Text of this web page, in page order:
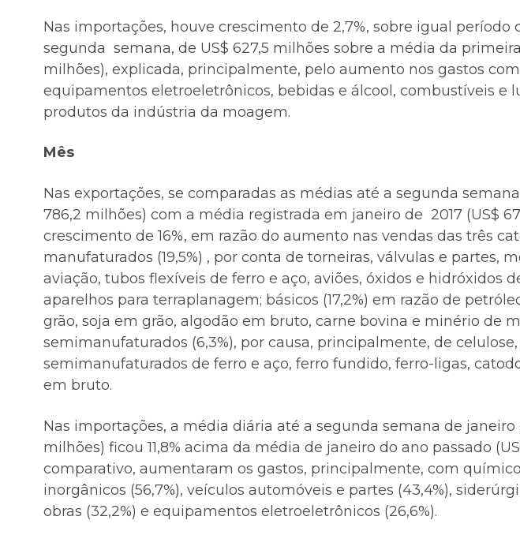
Nas importações, houve crescimento de 2,7%, sobre igual período
segunda semana, de US$ 627,5 milhões sobre a média da
milhões), explicada, principalmente, pelo aumento nos gastos
equipamentos eletroeletrônicos, bebidas e álcool, combustíveis e
produtos da indústria da moagem.
Mês
Nas exportações, se comparadas as médias até a segunda
786,2 milhões) com a média registrada em janeiro de 2017 (US$
crescimento de 16%, em razão do aumento nas vendas das três
manufaturados (19,5%) , por conta de torneiras, válvulas e partes,
aviação, tubos flexíveis de ferro e aço, aviões, óxidos e hidróxidos
aparelhos para terraplanagem; básicos (17,2%) em razão de
grão, soja em grão, algodão em bruto, carne bovina e minério de
semimanufaturados (6,3%), por causa, principalmente, de
semimanufaturados de ferro e aço, ferro fundido, ferro-ligas,
em bruto.
Nas importações, a média diária até a segunda semana de janeiro
milhões) ficou 11,8% acima da média de janeiro do ano passado
comparativo, aumentaram os gastos, principalmente, com
inorgânicos (56,7%), veículos automóveis e partes (43,4%),
obras (32,2%) e equipamentos eletroeletrônicos (26,6%).